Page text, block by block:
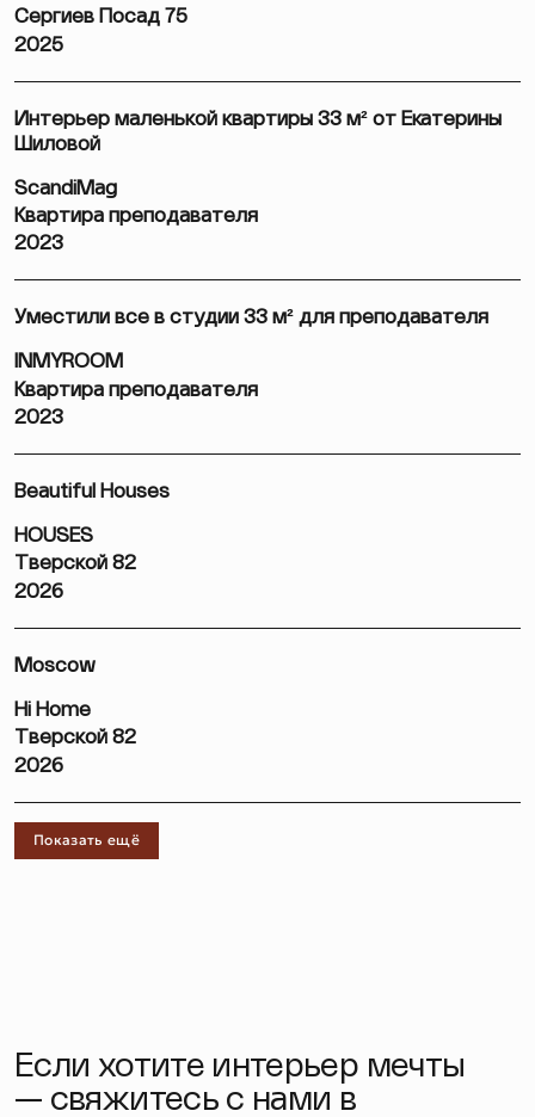
Сергиев Посад 75
2025
Интерьер маленькой квартиры 33 м² от Екатерины
Шиловой
ScandiMag
Квартира преподавателя
2023
Уместили все в студии 33 м² для преподавателя
INMYROOM
Квартира преподавателя
2023
Beautiful Houses
HOUSES
Тверской 82
2026
Moscow
Hi Home
Тверской 82
2026
Показать ещё
Если хотите интерьер мечты
— свяжитесь с нами в